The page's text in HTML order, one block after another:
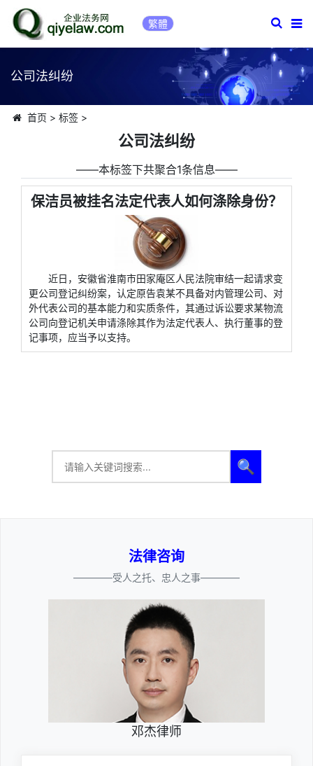
繁體
公司法纠纷
首页 > 标签>
公司法纠纷
――本标签下共聚合1条信息――
保洁员被挂名法定代表人如何涤除身份？
近日，安徽省淮南市田家庵区人民法院审结一起请求变
更公司登记纠纷案，认定原告袁某不具备对内管理公司、对
外代表公司的基本能力和实质条件，其通过诉讼要求某物流
公司向登记机关申请涤除其作为法定代表人、执行董事的登
记事项，应当予以支持。
🔍
法律咨询
————受人之托、忠人之事————
邓杰律师